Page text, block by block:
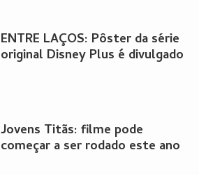
ENTRE LAÇOS: Pôster da série
original Disney Plus é divulgado
Jovens Titãs: filme pode
começar a ser rodado este ano